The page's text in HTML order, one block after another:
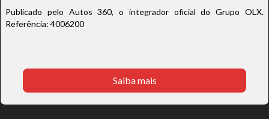
Publicado pelo Autos 360, o integrador oficial do Grupo OLX.
Referência: 4006200
Saiba mais